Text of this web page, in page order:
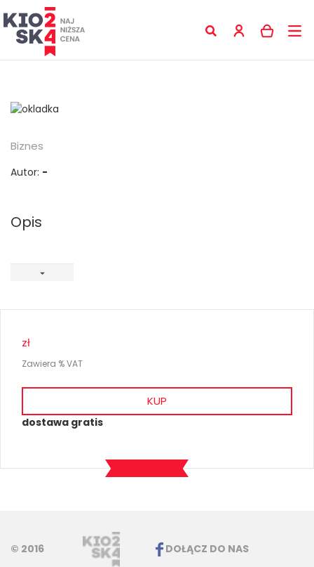
Biznes
Autor: -
Opis
zł
Zawiera % VAT
KUP
dostawa gratis
© 2016 DOŁĄCZ DO NAS